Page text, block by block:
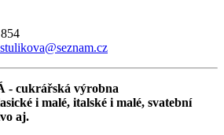
cukrářská výrobna
i malé, italské i malé, svatební
aj.